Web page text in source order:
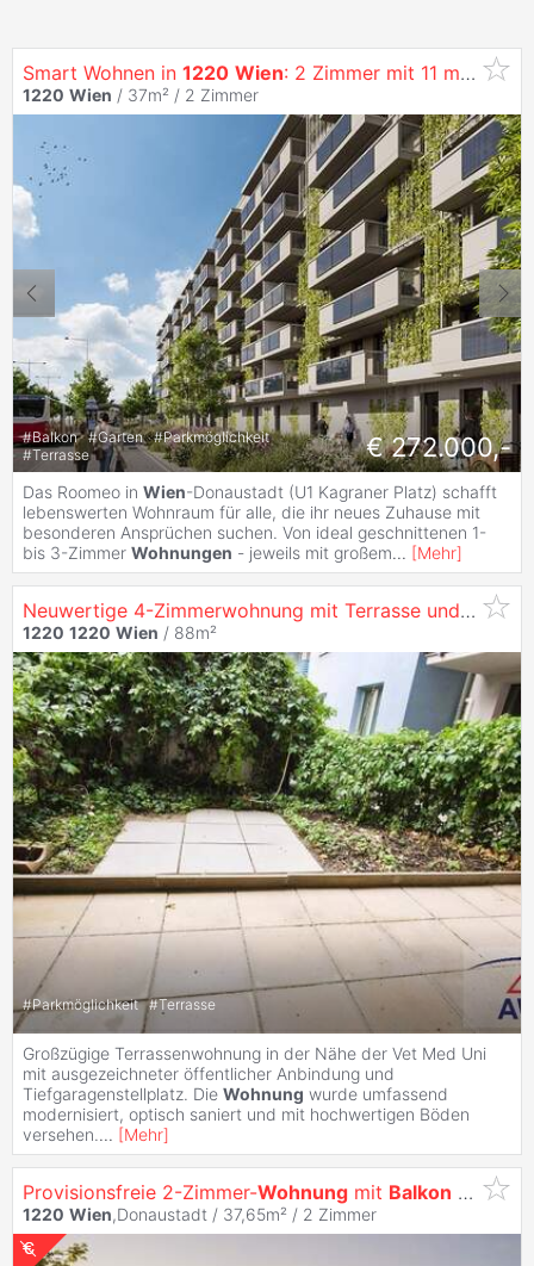
Smart Wohnen in 1220 Wien: 2 Zimmer mit 11 m²
1220 Wien / 37m² / 2 Zimmer
#Balkon #Garten #Parkmöglichkeit
#Terrasse € 272.000,-
Das Roomeo in Wien-Donaustadt (U1 Kagraner Platz) schafft
lebenswerten Wohnraum für alle, die ihr neues Zuhause mit
besonderen Ansprüchen suchen. Von ideal geschnittenen 1-
bis 3-Zimmer Wohnungen - jeweils mit großem... [Mehr]
Neuwertige 4-Zimmerwohnung mit Terrasse und Garage!
1220 1220 Wien / 88m²
#Parkmöglichkeit #Terrasse
Großzügige Terrassenwohnung in der Nähe der Vet Med Uni
mit ausgezeichneter öffentlicher Anbindung und
Tiefgaragenstellplatz. Die Wohnung wurde umfassend
modernisiert, optisch saniert und mit hochwertigen Böden
versehen.... [Mehr]
Provisionsfreie 2-Zimmer-Wohnung mit Balkon
1220 Wien,Donaustadt / 37,65m² / 2 Zimmer